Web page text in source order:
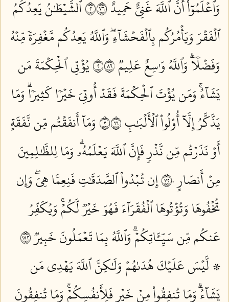
وَٱعۡلَمُوٓاْ أَنَّ ٱللَّهَ غَنِيٌّ حَمِيدٌ ٢٦٧
ٱلشَّيۡطَٰنُ يَعِدُكُمُ
ٱلۡفَقۡرَ وَيَأۡمُرُكُم بِٱلۡفَحۡشَآءِۖ وَٱللَّهُ يَعِدُكُم مَّغۡفِرَةٗ مِّنۡهُ
وَفَضۡلٗاۗ وَٱللَّهُ وَٰسِعٌ عَلِيمٞ ٢٦٨
يُؤۡتِي ٱلۡحِكۡمَةَ مَن
يَشَآءُۚ وَمَن يُؤۡتَ ٱلۡحِكۡمَةَ فَقَدۡ أُوتِيَ خَيۡرٗا كَثِيرٗاۗ وَمَا
يَذَّكَّرُ إِلَّآ أُوْلُواْ ٱلۡأَلۡبَٰبِ ٢٦٩
وَمَآ أَنفَقۡتُم مِّن نَّفَقَةٍ
أَوۡ نَذَرۡتُم مِّن نَّذۡرٖ فَإِنَّ ٱللَّهَ يَعۡلَمُهُۥۗ وَمَا لِلظَّٰلِمِينَ
مِنۡ أَنصَارٍ ٢٧٠
إِن تُبۡدُواْ ٱلصَّدَقَٰتِ فَنِعِمَّا هِيَۖ وَإِن
تُخۡفُوهَا وَتُؤۡتُوهَا ٱلۡفُقَرَآءَ فَهُوَ خَيۡرٞ لَّكُمۡۚ وَيُكَفِّرُ
عَنكُم مِّن سَيِّـَٔاتِكُمۡۗ وَٱللَّهُ بِمَا تَعۡمَلُونَ خَبِيرٞ ٢٧١
۞ لَّيۡسَ عَلَيۡكَ هُدَىٰهُمۡ وَلَٰكِنَّ ٱللَّهَ يَهۡدِي مَن
يَشَآءُۗ وَمَا تُنفِقُواْ مِنۡ خَيۡرٖ فَلِأَنفُسِكُمۡۚ وَمَا تُنفِقُونَ